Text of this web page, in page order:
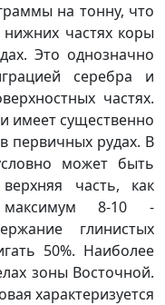
на тонну, что
частях коры
Это однозначно
серебра и
частях.
имеет существенно
первичных рудах. В
может быть
часть, как
8-10 -
глинистых
50%. Наиболее
зоны Восточной.
характеризуется